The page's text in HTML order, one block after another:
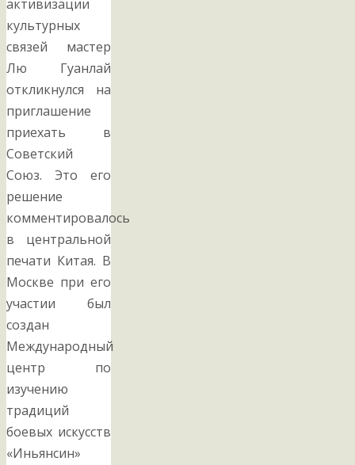
активизации
культурных
связей мастер
Лю Гуанлай
откликнулся на
приглашение
приехать в
Советский
Союз. Это его
решение
комментировалось
в центральной
печати Китая. В
Москве при его
участии был
создан
Международный
центр по
изучению
традиций
боевых искусств
«Иньянсин»